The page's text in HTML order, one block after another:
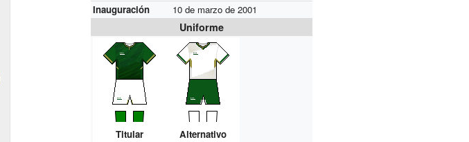
Inauguración
10 de marzo de 2001
Uniforme
Titular Alternativo